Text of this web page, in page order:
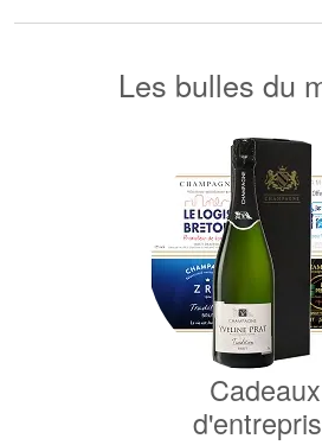
Les bulles du
Cadeaux